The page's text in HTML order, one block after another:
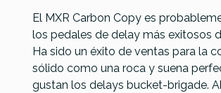
El MXR Carbon Copy es
los pedales de delay más exitosos
Ha sido un éxito de ventas para la
sólido como una roca y suena
gustan los delays bucket-brigade.
ReferenciaPEDAGUIMXR078
Mad
Professor
Deep
Catalinbread
Montavillian
Ibanez
Echo ES3
Shifter